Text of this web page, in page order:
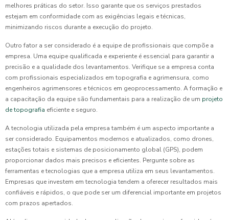
melhores práticas do setor. Isso garante que os serviços prestados
estejam em conformidade com as exigências legais e técnicas,
minimizando riscos durante a execução do projeto.
Outro fator a ser considerado é a equipe de profissionais que compõe a
empresa. Uma equipe qualificada e experiente é essencial para garantir a
precisão e a qualidade dos levantamentos. Verifique se a empresa conta
com profissionais especializados em topografia e agrimensura, como
engenheiros agrimensores e técnicos em geoprocessamento. A formação e
a capacitação da equipe são fundamentais para a realização de um projeto
de topografia eficiente e seguro.
A tecnologia utilizada pela empresa também é um aspecto importante a
ser considerado. Equipamentos modernos e atualizados, como drones,
estações totais e sistemas de posicionamento global (GPS), podem
proporcionar dados mais precisos e eficientes. Pergunte sobre as
ferramentas e tecnologias que a empresa utiliza em seus levantamentos.
Empresas que investem em tecnologia tendem a oferecer resultados mais
confiáveis e rápidos, o que pode ser um diferencial importante em projetos
com prazos apertados.